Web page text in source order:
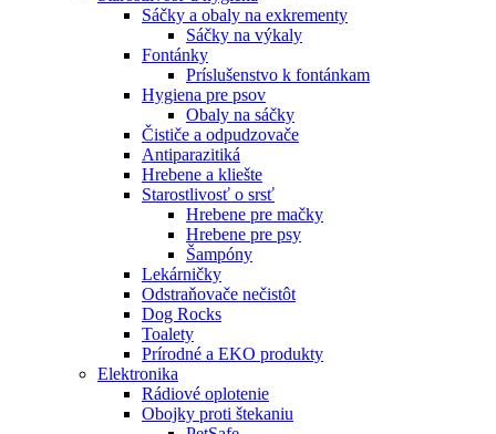
Sáčky a obaly na exkrementy
Sáčky na výkaly
Fontánky
Príslušenstvo k fontánkam
Hygiena pre psov
Obaly na sáčky
Čističe a odpudzovače
Antiparazitiká
Hrebene a kliešte
Starostlivosť o srsť
Hrebene pre mačky
Hrebene pre psy
Šampóny
Lekárničky
Odstraňovače nečistôt
Dog Rocks
Toalety
Prírodné a EKO produkty
Elektronika
Rádiové oplotenie
Obojky proti štekaniu